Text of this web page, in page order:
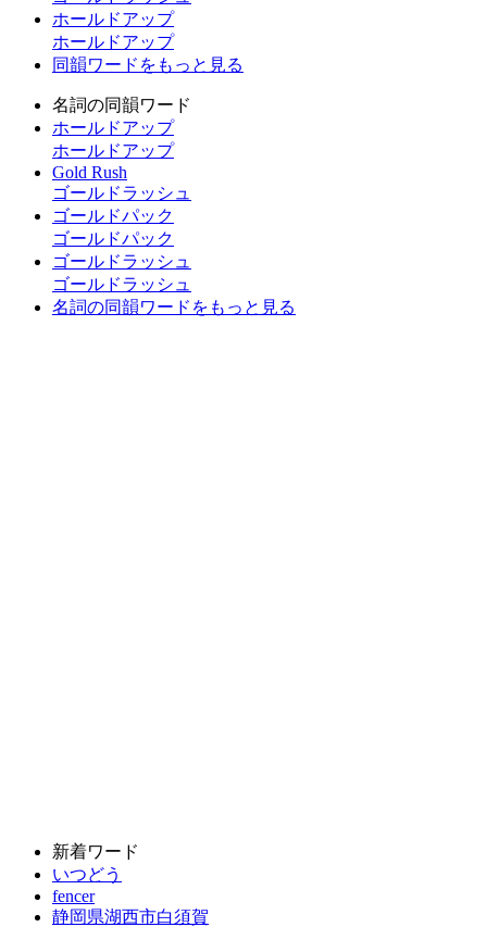
ホールドアップ
ホールドアップ
同韻ワードをもっと見る
名詞の同韻ワード
ホールドアップ
ホールドアップ
Gold Rush
ゴールドラッシュ
ゴールドパック
ゴールドパック
ゴールドラッシュ
ゴールドラッシュ
名詞の同韻ワードをもっと見る
新着ワード
いつどう
fencer
静岡県湖西市白須賀